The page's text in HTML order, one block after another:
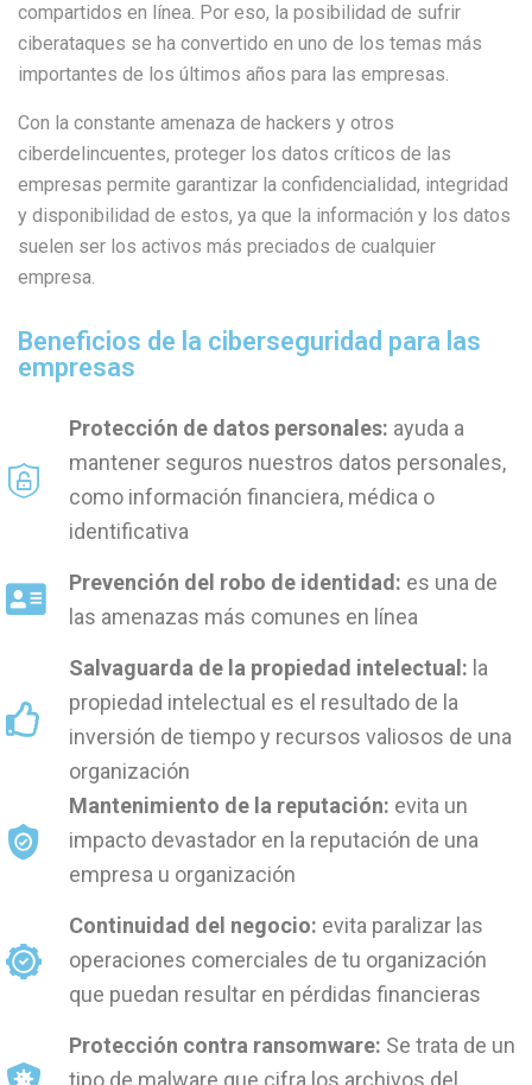
compartidos en línea. Por eso, la posibilidad de sufrir
ciberataques se ha convertido en uno de los temas más
importantes de los últimos años para las empresas.
Con la constante amenaza de hackers y otros
ciberdelincuentes, proteger los datos críticos de las
empresas permite garantizar la confidencialidad, integridad
y disponibilidad de estos, ya que la información y los datos
suelen ser los activos más preciados de cualquier
empresa.
Beneficios de la ciberseguridad para las
empresas
Protección de datos personales: ayuda a
mantener seguros nuestros datos personales,
como información financiera, médica o
identificativa
Prevención del robo de identidad: es una de
las amenazas más comunes en línea
Salvaguarda de la propiedad intelectual: la
propiedad intelectual es el resultado de la
inversión de tiempo y recursos valiosos de una
organización
Mantenimiento de la reputación: evita un
impacto devastador en la reputación de una
empresa u organización
Continuidad del negocio: evita paralizar las
operaciones comerciales de tu organización
que puedan resultar en pérdidas financieras
Protección contra ransomware: Se trata de un
tipo de malware que cifra los archivos del